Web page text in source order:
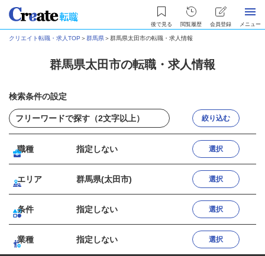
後で見る 閲覧履歴 会員登録 メニュー
クリエイト転職・求人TOP ＞群馬県＞群馬県太田市の転職・求人情報
群馬県太田市の転職・求人情報
検索条件の設定
絞り込む
職種 指定しない 選択
エリア 群馬県(太田市) 選択
条件 指定しない 選択
業種 指定しない 選択